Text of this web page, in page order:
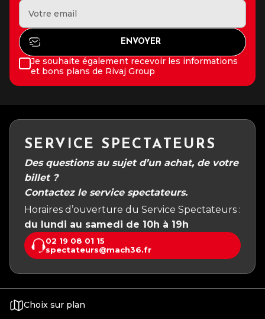
Je souhaite également recevoir les informations
et bons plans de Rivaj Group
SERVICE SPECTATEURS
Des questions au sujet d’un achat, de votre
billet ?
Contactez le service spectateurs.
Horaires d’ouverture du Service Spectateurs :
du lundi au samedi de 10h à 19h
02 19 08 01 15
spectateurs@mach36.fr
Choix sur plan